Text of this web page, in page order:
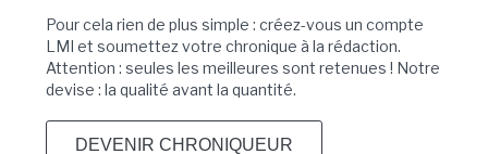
Pour cela rien de plus simple : créez-vous un compte
LMI et soumettez votre chronique à la rédaction.
Attention : seules les meilleures sont retenues ! Notre
devise : la qualité avant la quantité.
DEVENIR CHRONIQUEUR